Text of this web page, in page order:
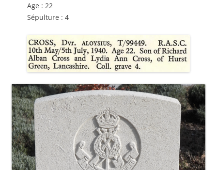
Age : 22
Sépulture : 4